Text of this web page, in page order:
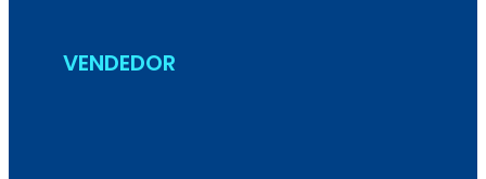
VENDEDOR